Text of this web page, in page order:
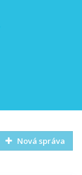
Nová správa